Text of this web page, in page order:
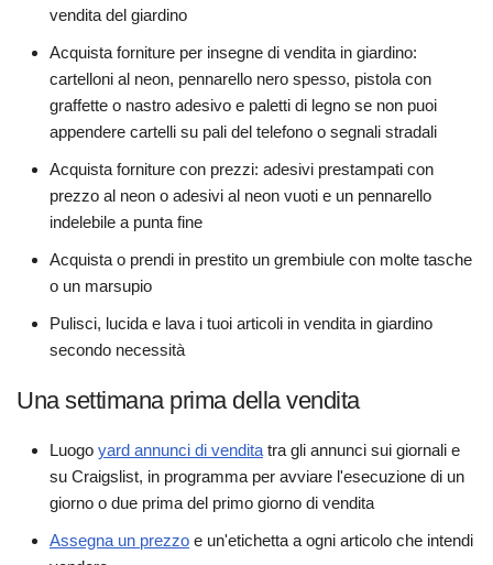
vendita del giardino
Acquista forniture per insegne di vendita in giardino:
cartelloni al neon, pennarello nero spesso, pistola con
graffette o nastro adesivo e paletti di legno se non puoi
appendere cartelli su pali del telefono o segnali stradali
Acquista forniture con prezzi: adesivi prestampati con
prezzo al neon o adesivi al neon vuoti e un pennarello
indelebile a punta fine
Acquista o prendi in prestito un grembiule con molte tasche
o un marsupio
Pulisci, lucida e lava i tuoi articoli in vendita in giardino
secondo necessità
Una settimana prima della vendita
Luogo yard annunci di vendita tra gli annunci sui giornali e
su Craigslist, in programma per avviare l'esecuzione di un
giorno o due prima del primo giorno di vendita
Assegna un prezzo e un'etichetta a ogni articolo che intendi